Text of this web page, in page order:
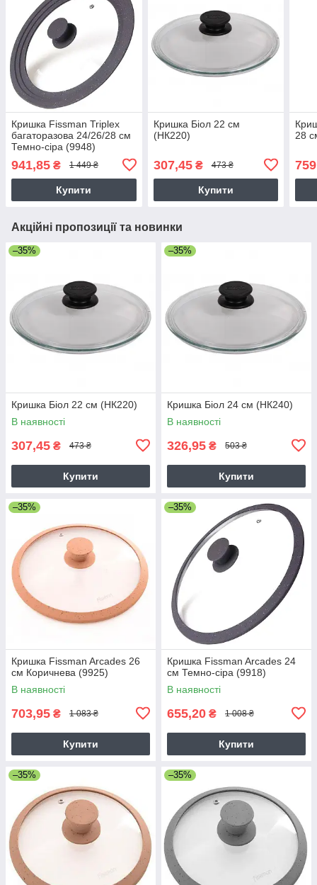
Кришка Fissman Triplex
багаторазова 24/26/28 см
Темно-сіра (9948)
941,85 ₴ 1 449 ₴
Купити
Кришка Біол 22 см
(НК220)
307,45₴ 473 ₴
Купити
28
Акційні пропозиції та новинки
–35%
Кришка Біол 22 см (НК220)
В наявності
307,45 ₴ 473 ₴
Купити
–35%
Кришка Біол 24 см (НК240)
В наявності
326,95 ₴ 503 ₴
Купити
–35%
Кришка Fissman Arcades 26
см Коричнева (9925)
В наявності
703,95 ₴ 1 083 ₴
Купити
–35%
Кришка Fissman Arcades 24
см Темно-сіра (9918)
В наявності
655,20 ₴ 1 008 ₴
Купити
–35% –35%